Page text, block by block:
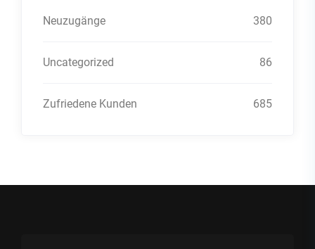
Neuzugänge 380
Uncategorized 86
Zufriedene Kunden 685